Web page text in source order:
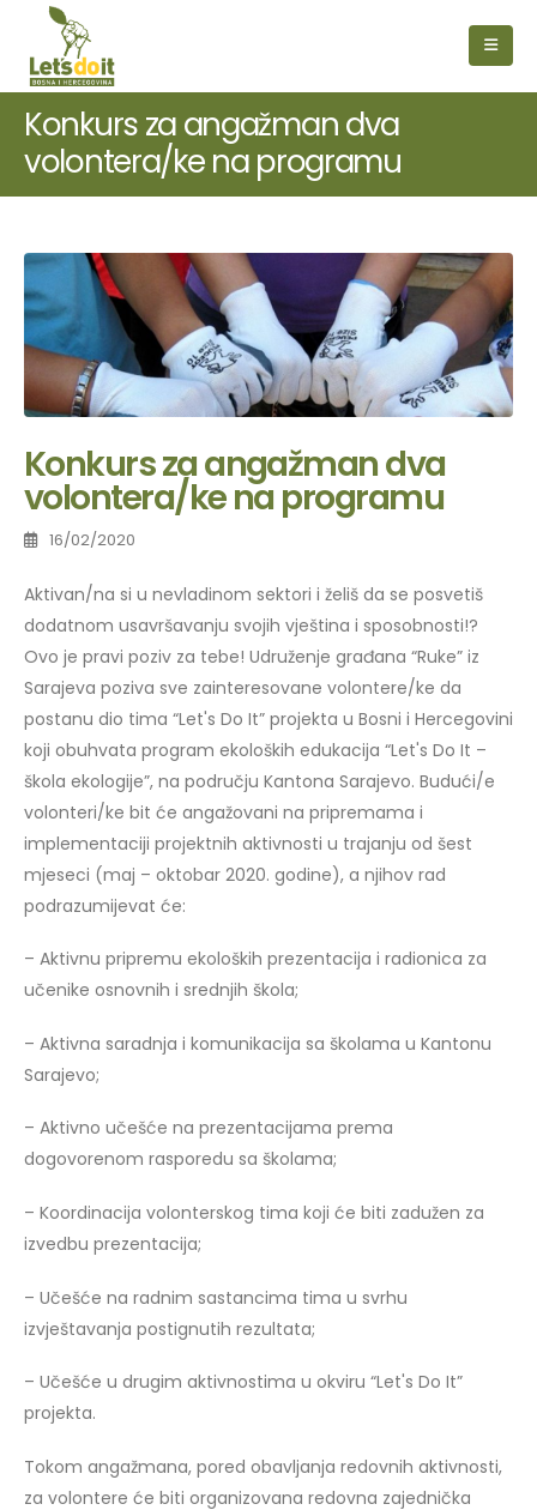
Konkurs za angažman dva
volontera/ke na programu
Konkurs za angažman dva
volontera/ke na programu
16/02/2020
Aktivan/na si u nevladinom sektori i želiš da se posvetiš
dodatnom usavršavanju svojih vještina i sposobnosti!?
Ovo je pravi poziv za tebe! Udruženje građana “Ruke” iz
Sarajeva poziva sve zainteresovane volontere/ke da
postanu dio tima “Let's Do It” projekta u Bosni i Hercegovini
koji obuhvata program ekoloških edukacija “Let's Do It –
škola ekologije”, na području Kantona Sarajevo. Budući/e
volonteri/ke bit će angažovani na pripremama i
implementaciji projektnih aktivnosti u trajanju od šest
mjeseci (maj – oktobar 2020. godine), a njihov rad
podrazumijevat će:
– Aktivnu pripremu ekoloških prezentacija i radionica za
učenike osnovnih i srednjih škola;
– Aktivna saradnja i komunikacija sa školama u Kantonu
Sarajevo;
– Aktivno učešće na prezentacijama prema
dogovorenom rasporedu sa školama;
– Koordinacija volonterskog tima koji će biti zadužen za
izvedbu prezentacija;
– Učešće na radnim sastancima tima u svrhu
izvještavanja postignutih rezultata;
– Učešće u drugim aktivnostima u okviru “Let's Do It”
projekta.
Tokom angažmana, pored obavljanja redovnih aktivnosti,
za volontere će biti organizovana redovna zajednička